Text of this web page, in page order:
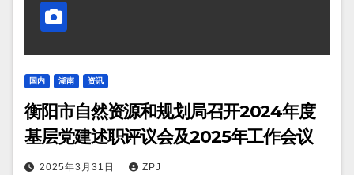
国内 湖南 资讯
衡阳市自然资源和规划局召开2024年度
基层党建述职评议会及2025年工作会议
2025年3月31日 ZPJ